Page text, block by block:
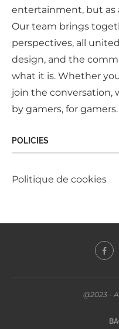
entertainment, but as
Our team brings
perspectives, all
design, and the
what it is. Whether
join the conversation,
by gamers, for gamers.
POLICIES
Politique de cookies
@2023 -